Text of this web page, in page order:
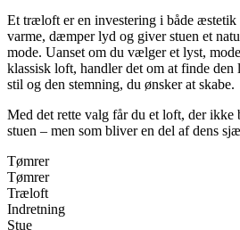
Et træloft er en investering i både
varme, dæmper lyd og giver stuen et
mode. Uanset om du vælger et lyst,
klassisk loft, handler det om at finde den
stil og den stemning, du ønsker at skabe.
Med det rette valg får du et loft, der ikke
stuen – men som bliver en del af dens
Tømrer
Tømrer
Træloft
Indretning
Stue